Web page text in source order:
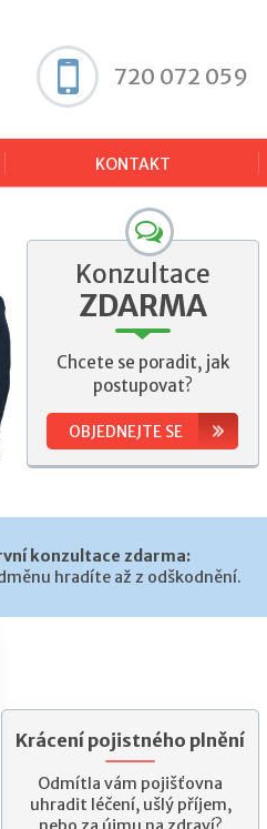
720 072 059
KONTAKT
Konzultace
ZDARMA
Chcete se poradit, jak
postupovat?
OBJEDNEJTE SE
konzultace zdarma:
hradíte až z odškodnění.
Krácení pojistného plnění
Odmítla vám pojišťovna
uhradit léčení, ušlý příjem,